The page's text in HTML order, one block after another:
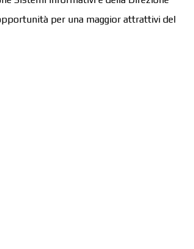
per una maggior attrattivi del